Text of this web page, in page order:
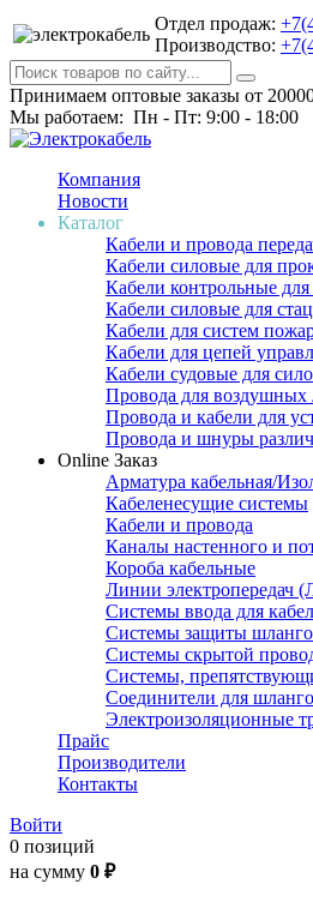
Отдел продаж:
Производство:
Принимаем оптовые заказы от
Мы работаем: Пн - Пт: 9:00 - 18:00
Компания
Новости
Каталог
Кабели и провода
Кабели силовые для
Кабели контрольные
Кабели силовые для
Кабели для систем
Кабели для цепей
Кабели судовые для
Провода для воздушных
Провода и кабели для
Провода и шнуры
Online Заказ
Арматура кабельная/
Кабеленесущие системы
Кабели и провода
Каналы настенного и
Короба кабельные
Линии электропередач
Системы ввода для
Системы защиты
Системы скрытой
Системы,
Соединители для
Электроизоляционные
Прайс
Производители
Контакты
Войти
0 позиций
на сумму 0 ₽